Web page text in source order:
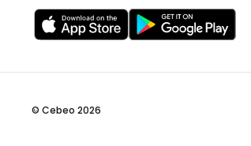
© Cebeo 2026